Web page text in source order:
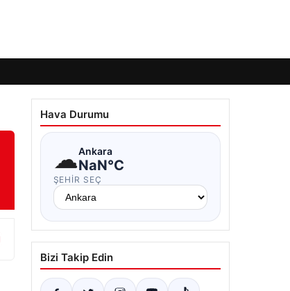
Hava Durumu
☁Ankara
NaN°C
ŞEHIR SEÇ
Bizi Takip Edin